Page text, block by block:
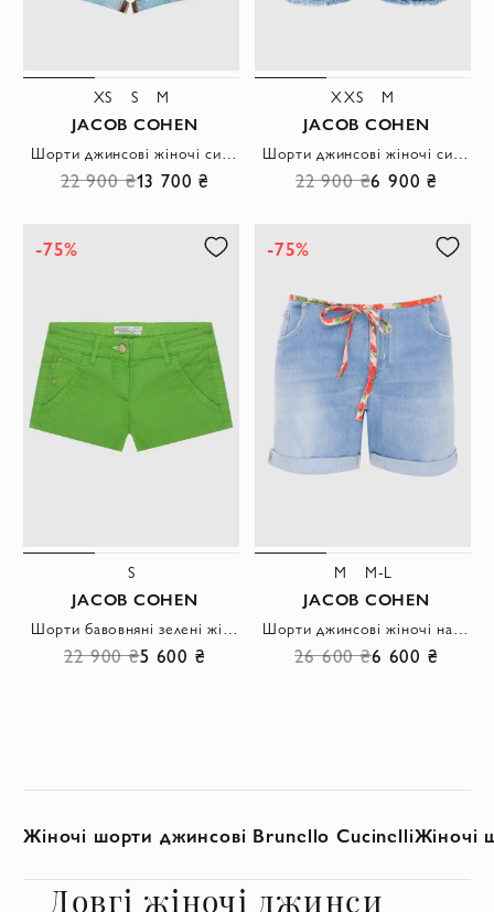
XS S M
JACOB COHEN
22 900 ₴13 700 ₴
XXS M
JACOB COHEN
22 900 ₴6 900 ₴
-75%
S
JACOB COHEN
22 900 ₴5 600 ₴
-75%
M M-L
JACOB COHEN
26 600 ₴6 600 ₴
Жіночі шорти джинсові Brunello CucinelliЖіночі
Довгі жіночі джинси